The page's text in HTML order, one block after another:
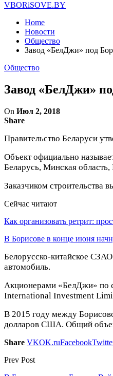
VBORiSOVE.BY
Home
Новости
Общество
Завод «БелДжи» под
Общество
Завод «БелДжи»
On Июл 2, 2018
Share
Правительство Беларуси
Объект официально
Беларусь, Минская
Заказчиком строительства
Сейчас читают
Как организовать ретрит:
В Борисове в конце июня
Белорусско-китайское
автомобиль.
Акционерами «БелДжи» по
International Investment
В 2015 году между
долларов США. Общий объем
Share VKOK.ruFacebook
Prev Post